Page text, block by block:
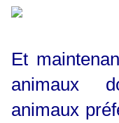
Et
animaux
animaux